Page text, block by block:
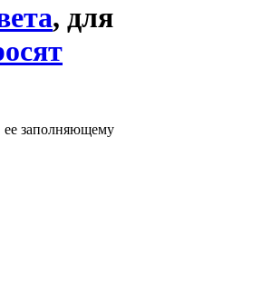
, для
ее заполняющему